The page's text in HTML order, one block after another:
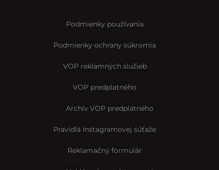
Podmienky používania
Podmienky ochrany súkromia
VOP reklamných služieb
VOP predplatného
Archív VOP predplatného
Pravidlá Instagramovej súťaže
Reklamačný formulár